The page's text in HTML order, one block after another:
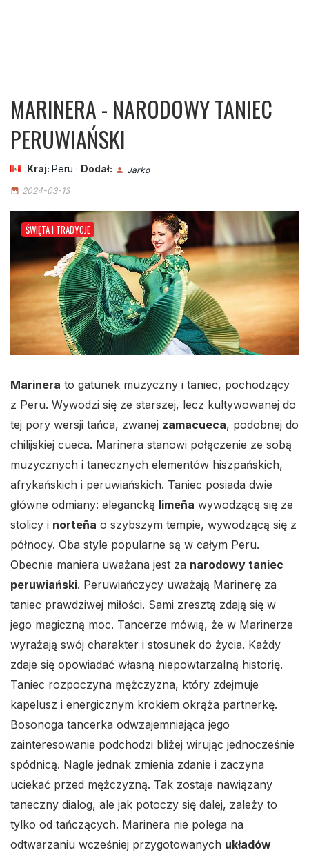
MARINERA - NARODOWY TANIEC
PERUWIAŃSKI
Kraj: Peru · Dodał: person Jarko
date_range 2024-03-13
ŚWIĘTA I TRADYCJE
Marinera to gatunek muzyczny i taniec, pochodzący
z Peru. Wywodzi się ze starszej, lecz kultywowanej do
tej pory wersji tańca, zwanej zamacueca, podobnej do
chilijskiej cueca. Marinera stanowi połączenie ze sobą
muzycznych i tanecznych elementów hiszpańskich,
afrykańskich i peruwiańskich. Taniec posiada dwie
główne odmiany: elegancką limeña wywodzącą się ze
stolicy i norteña o szybszym tempie, wywodzącą się z
północy. Oba style popularne są w całym Peru.
Obecnie maniera uważana jest za narodowy taniec
peruwiański. Peruwiańczycy uważają Marinerę za
taniec prawdziwej miłości. Sami zresztą zdają się w
jego magiczną moc. Tancerze mówią, że w Marinerze
wyrażają swój charakter i stosunek do życia. Każdy
zdaje się opowiadać własną niepowtarzalną historię.
Taniec rozpoczyna mężczyzna, który zdejmuje
kapelusz i energicznym krokiem okrąża partnerkę.
Bosonoga tancerka odwzajemniająca jego
zainteresowanie podchodzi bliżej wirując jednocześnie
spódnicą. Nagle jednak zmienia zdanie i zaczyna
uciekać przed mężczyzną. Tak zostaje nawiązany
taneczny dialog, ale jak potoczy się dalej, zależy to
tylko od tańczących. Marinera nie polega na
odtwarzaniu wcześniej przygotowanych układów